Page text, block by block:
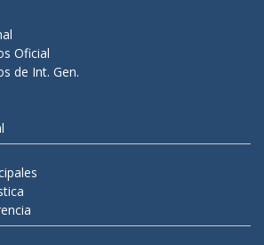
Oficial
de Int. Gen.